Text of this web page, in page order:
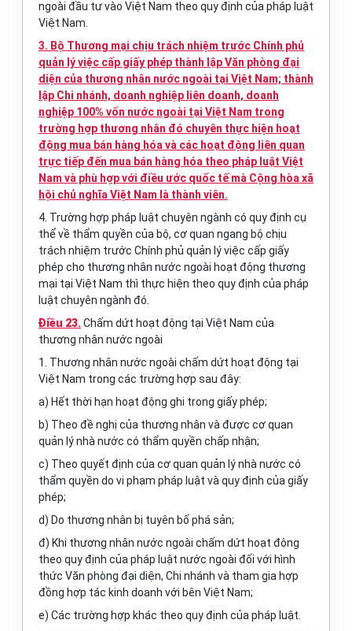
ngoài đầu tư vào Việt Nam theo quy định của pháp luật
Việt Nam.
3. Bộ Thương mại chịu trách nhiệm trước Chính phủ
quản lý việc cấp giấy phép thành lập Văn phòng đại
diện của thương nhân nước ngoài tại Việt Nam; thành
lập Chi nhánh, doanh nghiệp liên doanh, doanh
nghiệp 100% vốn nước ngoài tại Việt Nam trong
trường hợp thương nhân đó chuyên thực hiện hoạt
động mua bán hàng hóa và các hoạt động liên quan
trực tiếp đến mua bán hàng hóa theo pháp luật Việt
Nam và phù hợp với điều ước quốc tế mà Cộng hòa xã
hội chủ nghĩa Việt Nam là thành viên.
4. Trường hợp pháp luật chuyên ngành có quy định cụ
thể về thẩm quyền của bộ, cơ quan ngang bộ chịu
trách nhiệm trước Chính phủ quản lý việc cấp giấy
phép cho thương nhân nước ngoài hoạt động thương
mại tại Việt Nam thì thực hiện theo quy định của pháp
luật chuyên ngành đó.
Điều 23.Chấm dứt hoạt động tại Việt Nam của
thương nhân nước ngoài
1. Thương nhân nước ngoài chấm dứt hoạt động tại
Việt Nam trong các trường hợp sau đây:
a) Hết thời hạn hoạt động ghi trong giấy phép;
b) Theo đề nghị của thương nhân và được cơ quan
quản lý nhà nước có thẩm quyền chấp nhận;
c) Theo quyết định của cơ quan quản lý nhà nước có
thẩm quyền do vi phạm pháp luật và quy định của giấy
phép;
d) Do thương nhân bị tuyên bố phá sản;
đ) Khi thương nhân nước ngoài chấm dứt hoạt động
theo quy định của pháp luật nước ngoài đối với hình
thức Văn phòng đại diện, Chi nhánh và tham gia hợp
đồng hợp tác kinh doanh với bên Việt Nam;
e) Các trường hợp khác theo quy định của pháp luật.